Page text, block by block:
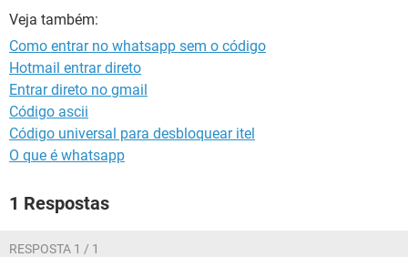
Veja também:
Como entrar no whatsapp sem o código
Hotmail entrar direto
Entrar direto no gmail
Código ascii
Código universal para desbloquear itel
O que é whatsapp
1 Respostas
RESPOSTA 1 / 1